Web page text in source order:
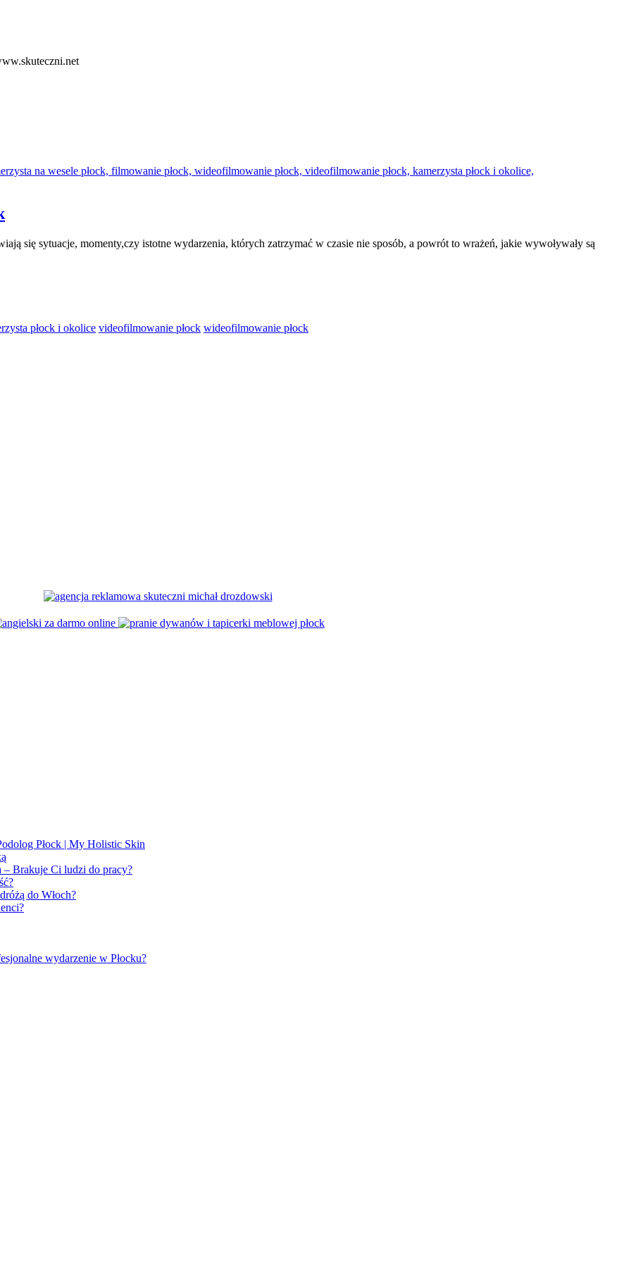
się sytuacje, momenty,czy istotne wydarzenia, których zatrzymać w czasie nie sposób, a powrót to wrażeń, jakie wywoływały są
płock i okolice videofilmowanie płock wideofilmowanie płock
Płock | My Holistic Skin
– Brakuje Ci ludzi do pracy?
do Włoch?
wydarzenie w Płocku?